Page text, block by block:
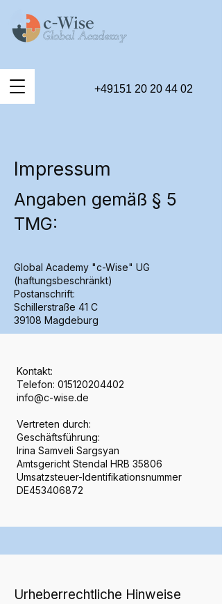
+49151 20 20 44 02
Impressum
Angaben gemäß § 5
TMG:
Global Academy "c-Wise" UG
(haftungsbeschränkt)
Postanschrift:
Schillerstraße 41 C
39108 Magdeburg
Kontakt:
Telefon: 015120204402
info@c-wise.de
Vertreten durch:
Geschäftsführung:
Irina Samveli Sargsyan
Amtsgericht Stendal HRB 35806
Umsatzsteuer-Identifikationsnummer
DE453406872
Urheberrechtliche Hinweise